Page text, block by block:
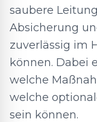
saubere
Absicherung
zuverlässig im
können. Dabei
welche
welche
sein können.